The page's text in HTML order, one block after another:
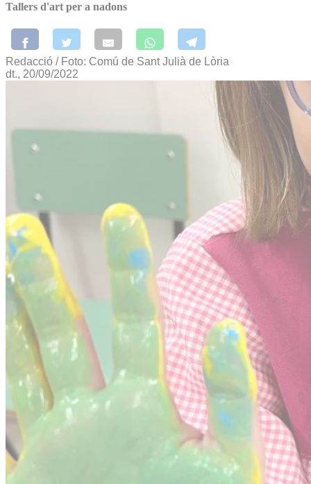
Tallers d'art per a nadons
Redacció / Foto: Comú de Sant Julià de Lòria
dt., 20/09/2022